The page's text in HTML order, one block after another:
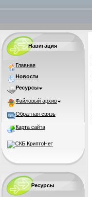
Навигация
Главная
Новости
Ресурсы
Файловый архив
Обратная связь
Карта сайта
Ресурсы